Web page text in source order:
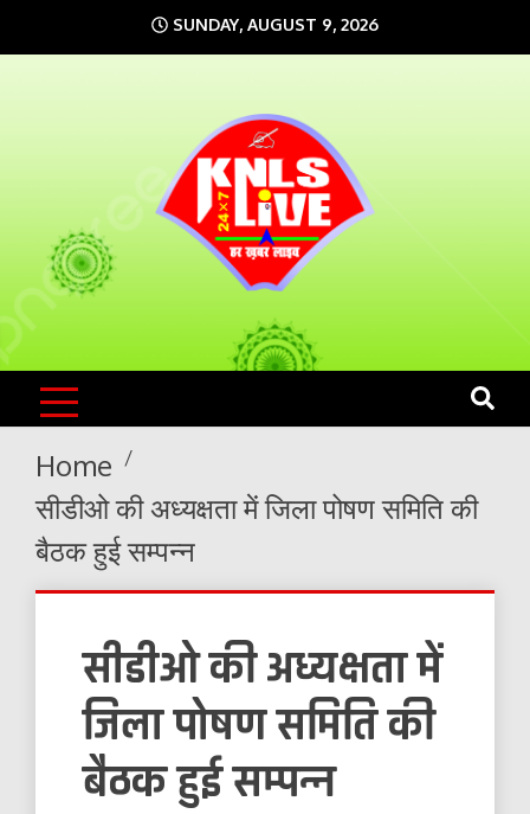
to
SUNDAY, AUGUST 9, 2026
KNLS LIVE
India`s No.1 News Portal
Home
सीडीओ की अध्यक्षता में जिला पोषण समिति की
बैठक हुई सम्पन्न
सीडीओ की अध्यक्षता में
जिला पोषण समिति की
बैठक हुई सम्पन्न